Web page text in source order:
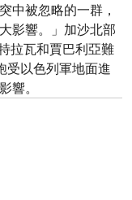
中被忽略的一群，
影響。」加沙北部
拉瓦和賈巴利亞難
受以色列軍地面進
響。